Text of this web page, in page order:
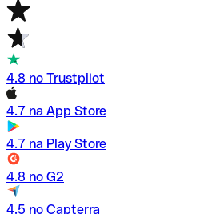
4.8 no Trustpilot
4.7 na App Store
4.7 na Play Store
4.8 no G2
4.5 no Capterra